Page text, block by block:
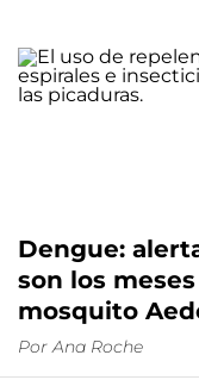
Dengue:
son los
mosquito
Por Ana Roche